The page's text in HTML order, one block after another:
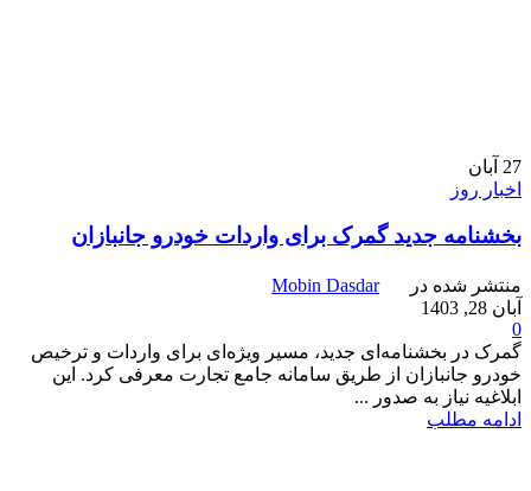
27 آبان
اخبار روز
بخشنامه جدید گمرک برای واردات خودرو جانبازان
منتشر شده در
Mobin Dasdar
آبان 28, 1403
0
گمرک در بخشنامه‌ای جدید، مسیر ویژه‌ای برای واردات و ترخیص
خودرو جانبازان از طریق سامانه جامع تجارت معرفی کرد. این
ابلاغیه نیاز به صدور ...
ادامه مطلب